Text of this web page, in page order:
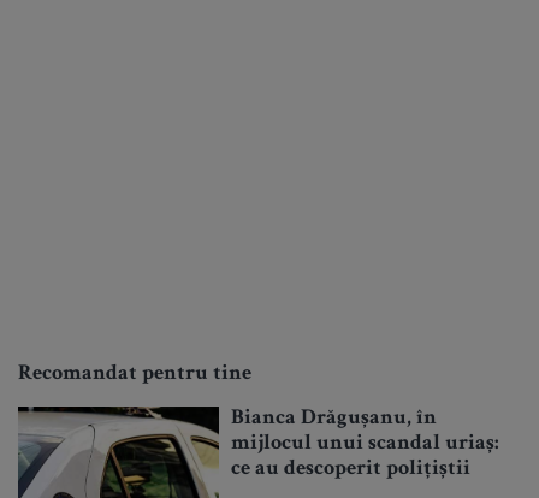
Recomandat pentru tine
Bianca Drăgușanu, în
mijlocul unui scandal uriaș:
ce au descoperit polițiștii